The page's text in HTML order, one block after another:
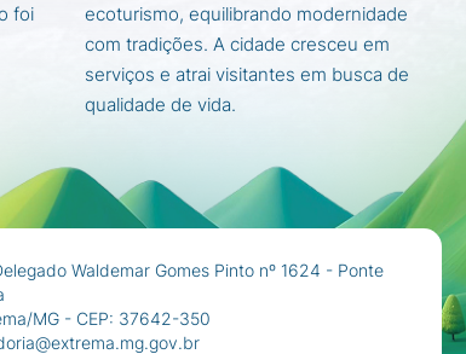
foi
ecoturismo, equilibrando modernidade
com tradições. A cidade cresceu em
serviços e atrai visitantes em busca de
qualidade de vida.
Waldemar Gomes Pinto nº 1624 - Ponte
MG - CEP: 37642-350